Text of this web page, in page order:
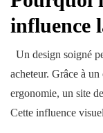
influence
Un design soigné
acheteur. Grâce à
ergonomie, un site
Cette influence